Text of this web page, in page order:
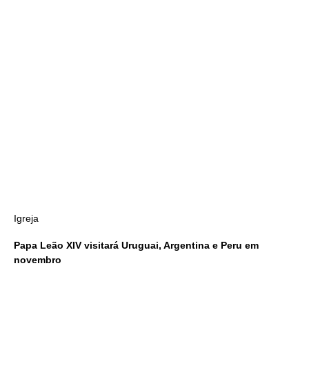
Igreja
Papa Leão XIV visitará Uruguai, Argentina e Peru em
novembro